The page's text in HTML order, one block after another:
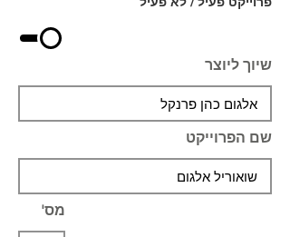
שיוך ליוצר
שם הפרוייקט
מס'